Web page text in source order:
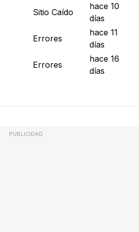
Sitio Caído
hace 10
días
Errores
hace 11
días
Errores
hace 16
días
PUBLICIDAD